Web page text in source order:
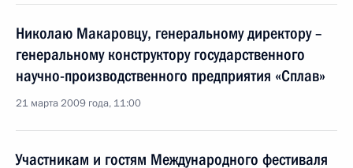
Николаю Макаровцу, генеральному директору –
генеральному конструктору государственного
научно-производственного предприятия «Сплав»
21 марта 2009 года, 11:00
Участникам и гостям Международного фестиваля